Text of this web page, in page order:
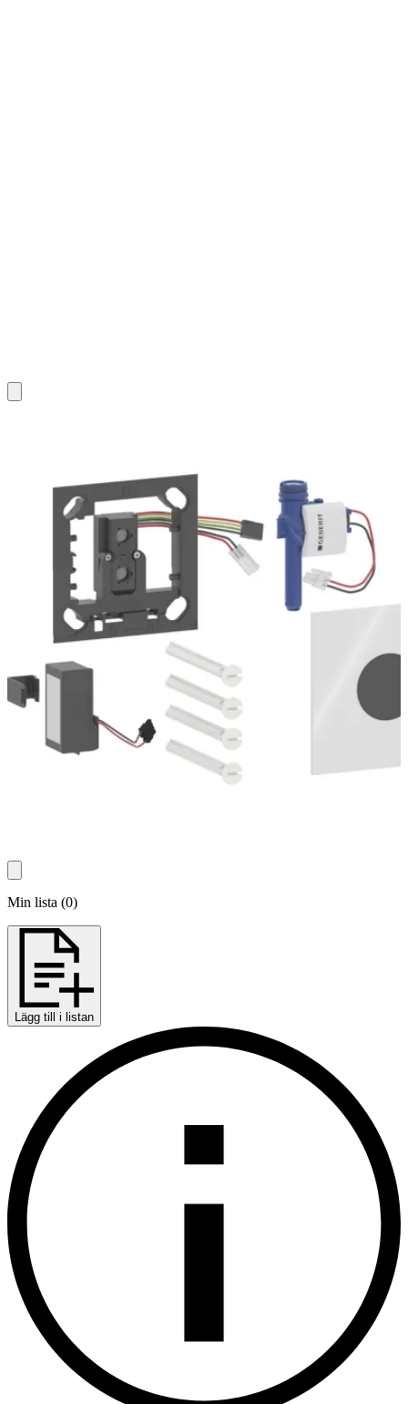
Min lista (0)
Lägg till i listan